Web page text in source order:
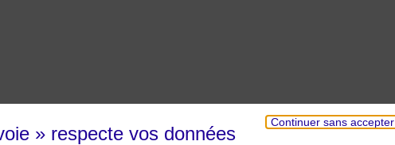
Continuer sans accepter
» respecte vos données